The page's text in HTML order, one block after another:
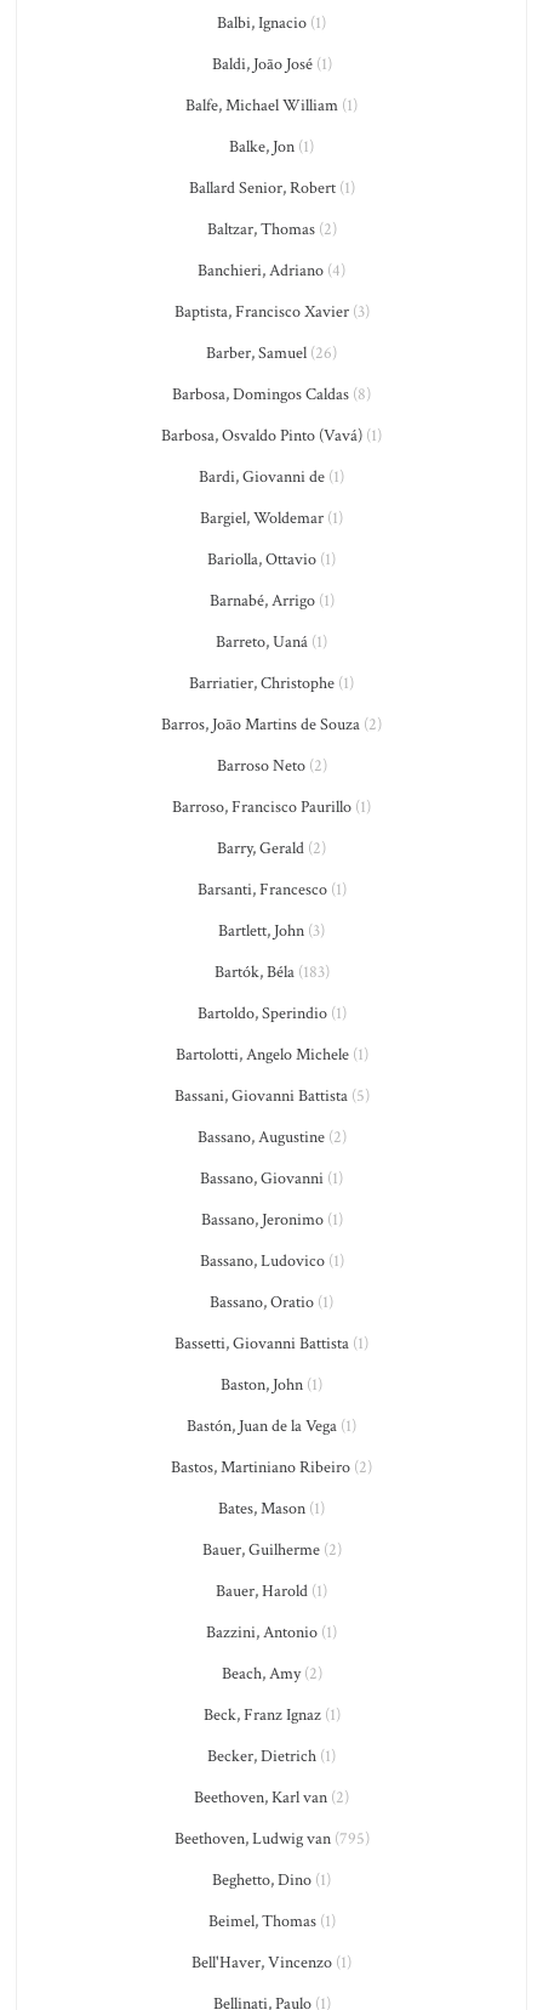
Balbi, Ignacio (1)
Baldi, João José(1)
Balfe, Michael William (1)
Balke, Jon (1)
Ballard Senior, Robert(1)
Baltzar, Thomas(2)
Banchieri, Adriano (4)
Baptista, Francisco Xavier(3)
Barber, Samuel (26)
Barbosa, Domingos Caldas (8)
Barbosa, Osvaldo Pinto (Vavá) (1)
Bardi, Giovanni de (1)
Bargiel, Woldemar (1)
Bariolla, Ottavio (1)
Barnabé, Arrigo(1)
Barreto, Uaná (1)
Barriatier, Christophe (1)
Barros, João Martins de Souza (2)
Barroso Neto(2)
Barroso, Francisco Paurillo (1)
Barry, Gerald (2)
Barsanti, Francesco(1)
Bartlett, John (3)
Bartók, Béla(183)
Bartoldo, Sperindio(1)
Bartolotti, Angelo Michele(1)
Bassani, Giovanni Battista(5)
Bassano, Augustine(2)
Bassano, Giovanni (1)
Bassano, Jeronimo(1)
Bassano, Ludovico(1)
Bassano, Oratio (1)
Bassetti, Giovanni Battista (1)
Baston, John (1)
Bastón, Juan de la Vega (1)
Bastos, Martiniano Ribeiro (2)
Bates, Mason (1)
Bauer, Guilherme(2)
Bauer, Harold (1)
Bazzini, Antonio (1)
Beach, Amy(2)
Beck, Franz Ignaz(1)
Becker, Dietrich (1)
Beethoven, Karl van (2)
Beethoven, Ludwig van(795)
Beghetto, Dino (1)
Beimel, Thomas(1)
Bell'Haver, Vincenzo (1)
Bellinati, Paulo(1)